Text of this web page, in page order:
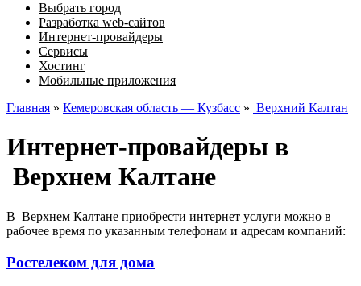
Выбрать город
Разработка web-сайтов
Интернет-провайдеры
Сервисы
Хостинг
Мобильные приложения
Главная » Кемеровская область — Кузбасс » Верхний Калтан
Интернет-провайдеры в
Верхнем Калтане
В Верхнем Калтане приобрести интернет услуги можно в
рабочее время по указанным телефонам и адресам компаний:
Ростелеком для дома